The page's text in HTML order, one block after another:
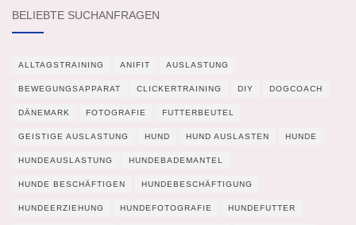
BELIEBTE SUCHANFRAGEN
ALLTAGSTRAINING ANIFIT AUSLASTUNG
BEWEGUNGSAPPARAT CLICKERTRAINING DIY DOGCOACH
DÄNEMARK FOTOGRAFIE FUTTERBEUTEL
GEISTIGE AUSLASTUNG HUND HUND AUSLASTEN HUNDE
HUNDEAUSLASTUNG HUNDEBADEMANTEL
HUNDE BESCHÄFTIGEN HUNDEBESCHÄFTIGUNG
HUNDEERZIEHUNG HUNDEFOTOGRAFIE HUNDEFUTTER